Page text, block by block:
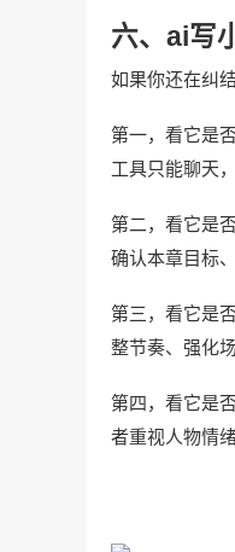
六、ai写
如果你还在纠
第一，看它是
工具只能聊天
第二，看它是
确认本章目标
第三，看它是
整节奏、强化
第四，看它是
者重视人物情